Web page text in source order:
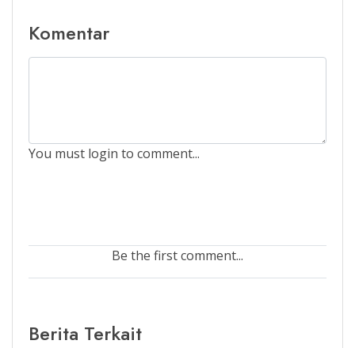
Komentar
You must login to comment...
Be the first comment...
Berita Terkait